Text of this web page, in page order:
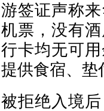
游签证声称
机票，没有
行卡均无可
提供食宿、垫
被拒绝入境